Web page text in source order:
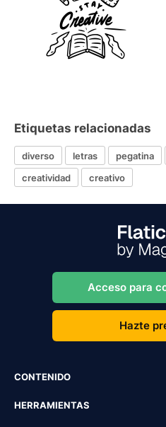
Etiquetas relacionadas
diverso letras pegatina
creatividad
creativo
Acceso para
Hazte
CONTENIDO
HERRAMIENTAS